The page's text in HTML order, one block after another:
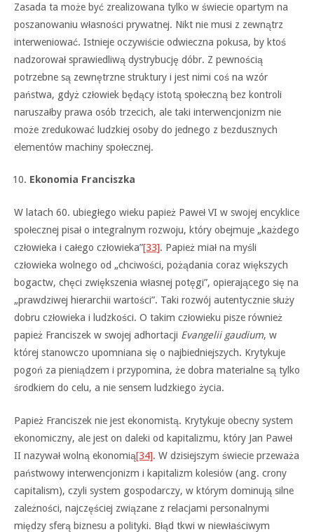
Zasada ta może być zrealizowana tylko w świecie opartym na
poszanowaniu własności prywatnej. Nikt nie musi z zewnątrz
interweniować. Istnieje oczywiście odwieczna pokusa, by ktoś
nadzorował sprawiedliwą dystrybucję dóbr. Z pewnością
potrzebne są zewnętrzne struktury i jest nimi coś na wzór
państwa, gdyż człowiek będący istotą społeczną bez kontroli
naruszałby prawa osób trzecich, ale taki interwencjonizm nie
może zredukować ludzkiej osoby do jednego z bezdusznych
elementów machiny społecznej.
Ekonomia Franciszka
W latach 60. ubiegłego wieku papież Paweł VI w swojej encyklice
społecznej pisał o integralnym rozwoju, który obejmuje „każdego
człowieka i całego człowieka”[33]. Papież miał na myśli
człowieka wolnego od „chciwości, pożądania coraz większych
bogactw, chęci zwiększenia własnej potęgi”, opierającego się na
„prawdziwej hierarchii wartości”. Taki rozwój autentycznie służy
dobru człowieka i ludzkości. O takim człowieku pisze również
papież Franciszek w swojej adhortacji Evangelii gaudium, w
której stanowczo upomniana się o najbiedniejszych. Krytykuje
pogoń za pieniądzem i przypomina, że dobra materialne są tylko
środkiem do celu, a nie sensem ludzkiego życia.
Papież Franciszek nie jest ekonomistą. Krytykuje obecny system
ekonomiczny, ale jest on daleki od kapitalizmu, który Jan Paweł
II nazywał wolną ekonomią[34]. W dzisiejszym świecie przeważa
państwowy interwencjonizm i kapitalizm kolesiów (ang. crony
capitalism), czyli system gospodarczy, w którym dominują silne
zależności, najczęściej związane z relacjami personalnymi
między sferą biznesu a polityki. Błąd tkwi w niewłaściwym